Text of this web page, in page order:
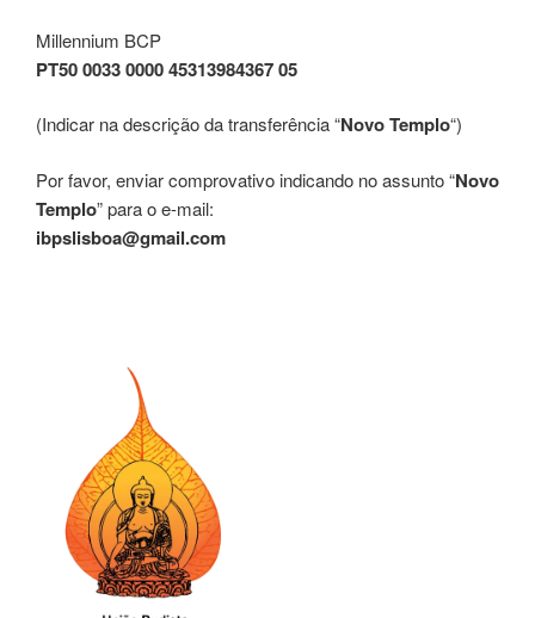
Millennium BCP
PT50 0033 0000 45313984367 05
(Indicar na descrição da transferência “Novo Templo“)
Por favor, enviar comprovativo indicando no assunto “Novo
Templo” para o e-mail:
ibpslisboa@gmail.com